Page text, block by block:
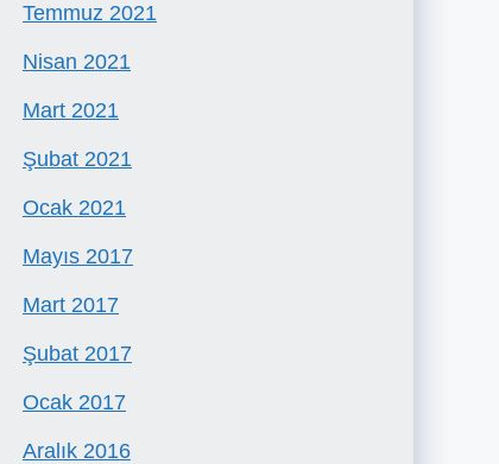
Temmuz 2021
Nisan 2021
Mart 2021
Şubat 2021
Ocak 2021
Mayıs 2017
Mart 2017
Şubat 2017
Ocak 2017
Aralık 2016